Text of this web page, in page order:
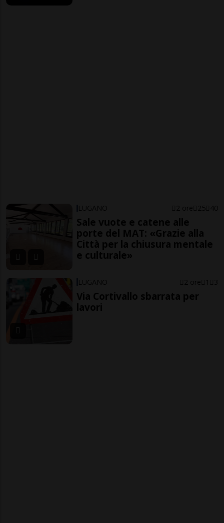
LUGANO 2 ore 25 40
Sale vuote e catene alle
porte del MAT: «Grazie alla
Città per la chiusura mentale
e culturale»
LUGANO 2 ore 1 3
Via Cortivallo sbarrata per
lavori